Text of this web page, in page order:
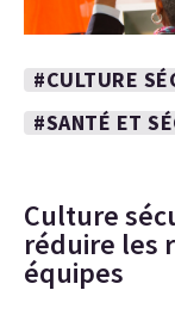
#CULTURE
#SANTÉ ET
Culture
réduire les
équipes